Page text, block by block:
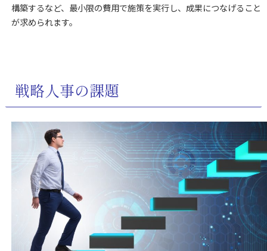
構築するなど、最小限の費用で施策を実行し、成果につなげること
が求められます。
戦略人事の課題